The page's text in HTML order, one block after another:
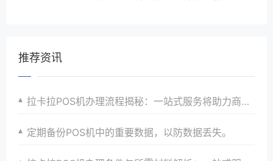
推荐资讯
拉卡拉POS机办理流程揭秘：一站式服务将助力商家快速申请高效收银并实现数字化转型与升级目标以赢在起跑线
定期备份POS机中的重要数据，以防数据丢失。